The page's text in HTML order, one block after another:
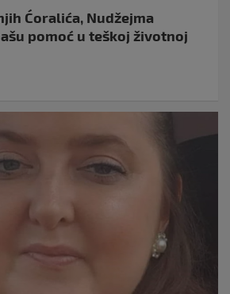
Ćoralića, Nudžejma
pomoć u teškoj životnoj